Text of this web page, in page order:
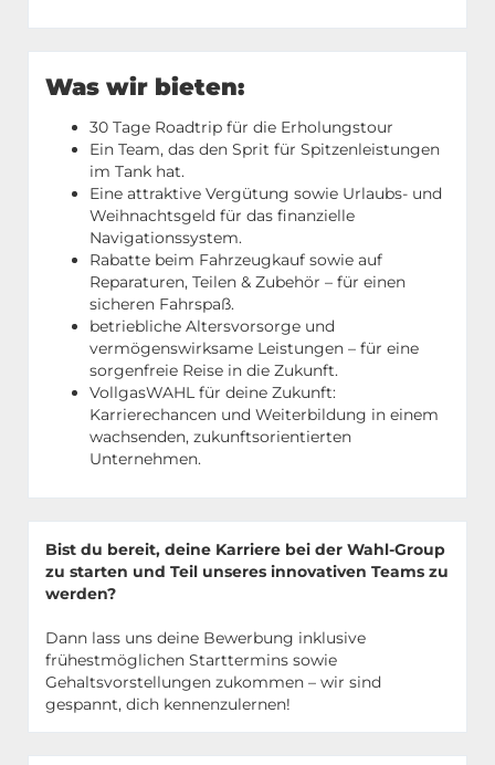
Was wir bieten:
30 Tage Roadtrip für die Erholungstour
Ein Team, das den Sprit für Spitzenleistungen
im Tank hat.
Eine attraktive Vergütung sowie Urlaubs- und
Weihnachtsgeld für das finanzielle
Navigationssystem.
Rabatte beim Fahrzeugkauf sowie auf
Reparaturen, Teilen & Zubehör – für einen
sicheren Fahrspaß.
betriebliche Altersvorsorge und
vermögenswirksame Leistungen – für eine
sorgenfreie Reise in die Zukunft.
VollgasWAHL für deine Zukunft:
Karrierechancen und Weiterbildung in einem
wachsenden, zukunftsorientierten
Unternehmen.
Bist du bereit, deine Karriere bei der Wahl-Group
zu starten und Teil unseres innovativen Teams zu
werden?
Dann lass uns deine Bewerbung inklusive
frühestmöglichen Starttermins sowie
Gehaltsvorstellungen zukommen – wir sind
gespannt, dich kennenzulernen!